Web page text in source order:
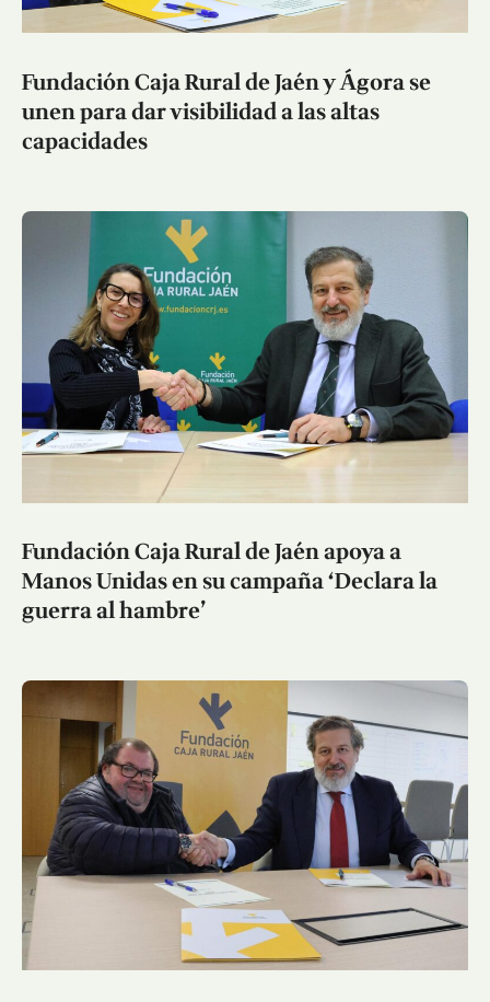
Fundación Caja Rural de Jaén y Ágora se
unen para dar visibilidad a las altas
capacidades
Fundación Caja Rural de Jaén apoya a
Manos Unidas en su campaña ‘Declara la
guerra al hambre’